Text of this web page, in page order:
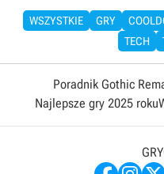
WSZYSTKIE GRY
TECH
Poradnik Gothic
Najlepsze gry 2025 roku